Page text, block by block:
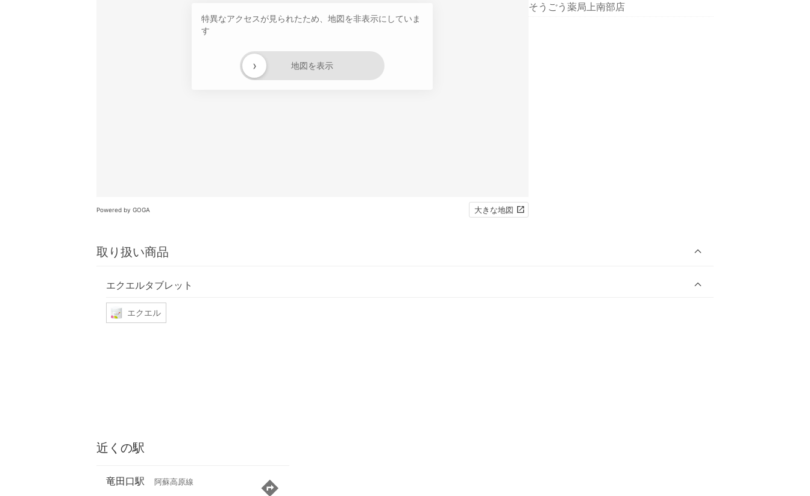
特異なアクセスが見られたため、地図を非表示にしていま
す
地図を表示
›
Powered by GOGA 大きな地図
取り扱い商品
エクエルタブレット
エクエル
そうごう薬局上南部店
近くの駅
竜田口駅 阿蘇高原線